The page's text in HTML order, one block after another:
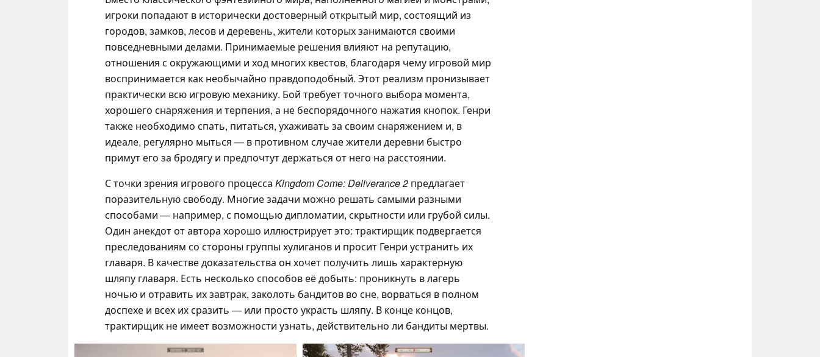
игроки попадают в исторически достоверный открытый мир, состоящий из
городов, замков, лесов и деревень, жители которых занимаются своими
повседневными делами. Принимаемые решения влияют на репутацию,
отношения с окружающими и ход многих квестов, благодаря чему игровой мир
воспринимается как необычайно правдоподобный. Этот реализм пронизывает
практически всю игровую механику. Бой требует точного выбора момента,
хорошего снаряжения и терпения, а не беспорядочного нажатия кнопок. Генри
также необходимо спать, питаться, ухаживать за своим снаряжением и, в
идеале, регулярно мыться — в противном случае жители деревни быстро
примут его за бродягу и предпочтут держаться от него на расстоянии.
С точки зрения игрового процесса Kingdom Come: Deliverance 2 предлагает
поразительную свободу. Многие задачи можно решать самыми разными
способами — например, с помощью дипломатии, скрытности или грубой силы.
Один анекдот от автора хорошо иллюстрирует это: трактирщик подвергается
преследованиям со стороны группы хулиганов и просит Генри устранить их
главаря. В качестве доказательства он хочет получить лишь характерную
шляпу главаря. Есть несколько способов её добыть: проникнуть в лагерь
ночью и отравить их завтрак, заколоть бандитов во сне, ворваться в полном
доспехе и всех их сразить — или просто украсть шляпу. В конце концов,
трактирщик не имеет возможности узнать, действительно ли бандиты мертвы.